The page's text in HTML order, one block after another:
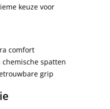
keuze voor
comfort
spatten
grip